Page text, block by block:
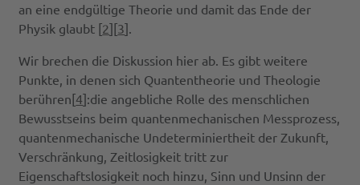
an eine endgültige Theorie und damit das Ende der
Physik glaubt [2][3].
Wir brechen die Diskussion hier ab. Es gibt weitere
Punkte, in denen sich Quantentheorie und Theologie
berühren[4]:die angebliche Rolle des menschlichen
Bewusstseins beim quantenmechanischen Messprozess,
quantenmechanische Undeterminiertheit der Zukunft,
Verschränkung, Zeitlosigkeit tritt zur
Eigenschaftslosigkeit noch hinzu, Sinn und Unsinn der